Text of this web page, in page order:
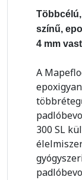
színű,
4 mm
A
300 SL